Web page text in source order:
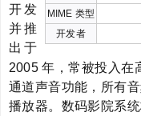
MIME 类型
开发者
开发
并推
出于
2005 年，常被投入在
通道声音功能，所有
播放器。数码影院系